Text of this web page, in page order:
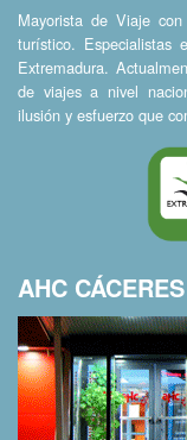
Mayorista de Viaje
turístico. Especialistas
Extremadura.
de viajes a nivel
ilusión y esfuerzo que
AHC